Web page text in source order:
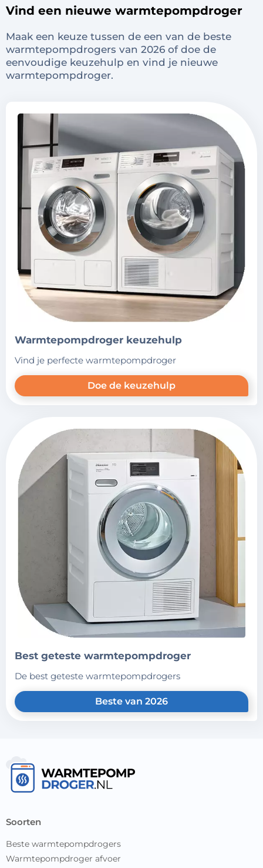
Vind een nieuwe warmtepompdroger
Maak een keuze tussen de een van de beste
warmtepompdrogers van 2026 of doe de
eenvoudige keuzehulp en vind je nieuwe
warmtepompdroger.
warmtepompdroger keuzehulp
vind je perfecte warmtepompdroger
Doe de keuzehulp
best geteste warmtepompdroger
de best geteste warmtepompdrogers
Beste van 2026
soorten
Beste warmtepompdrogers
Warmtepompdroger afvoer